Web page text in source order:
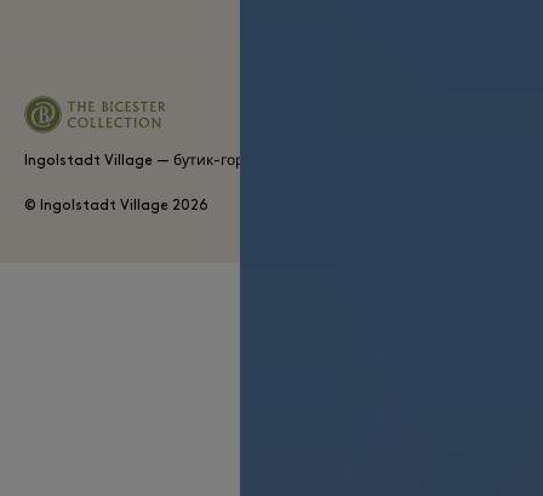
Ingolstadt Village — бутик-городок The Bicester Collection
© Ingolstadt Village 2026